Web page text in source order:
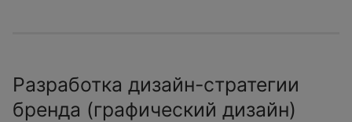
Разработка дизайн-стратегии
бренда (графический дизайн)